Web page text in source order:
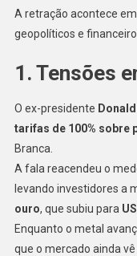
A retração acontece
geopolíticos e
1. Tensões
O ex-presidente
tarifas de 100% sobre
Branca.
A fala reacendeu o
levando investidores a
ouro, que subiu para
Enquanto o metal
que o mercado ainda